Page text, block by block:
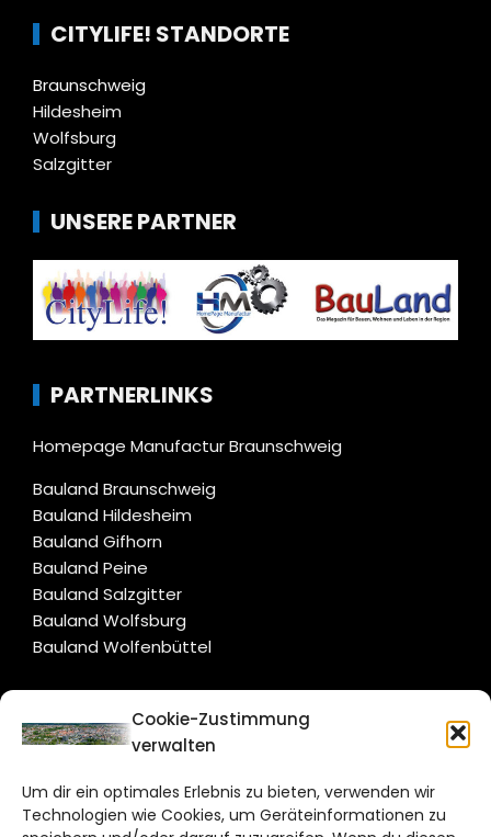
Cookie-Zustimmung
verwalten
Um dir ein optimales Erlebnis zu bieten, verwenden wir
Technologien wie Cookies, um Geräteinformationen zu
CITYLIFE! STANDORTE
Braunschweig
Hildesheim
Wolfsburg
Salzgitter
UNSERE PARTNER
PARTNERLINKS
Homepage Manufactur Braunschweig
Bauland Braunschweig
Bauland Hildesheim
Bauland Gifhorn
Bauland Peine
Bauland Salzgitter
Bauland Wolfsburg
Bauland Wolfenbüttel
CITYLIFE!
Bruchtorwall 12